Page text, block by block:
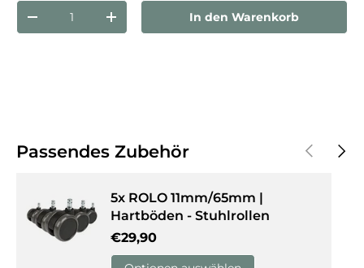
Anzahl
Menge verringernMenge erhöhenIn den Warenkorb
Passendes Zubehör Vorherige
5x ROLO 11mm/65mm |
Hartböden - Stuhlrollen
Normaler Preis
€29,90